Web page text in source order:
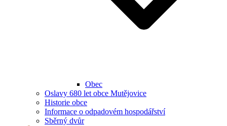
Obec
Oslavy 680 let obce Mutějovice
Historie obce
Informace o odpadovém hospodářství
Sběrný dvůr